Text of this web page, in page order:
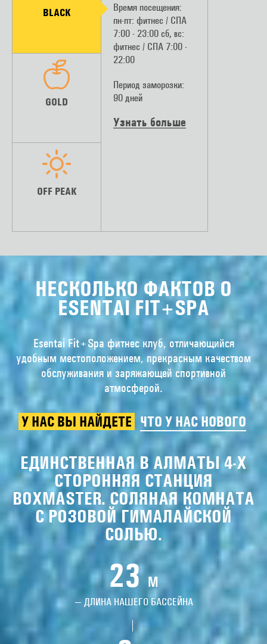
BLACK
GOLD
OFF PEAK
Время посещения:
пн-пт: фитнес / СПА
7:00 - 23:00 сб, вс:
фитнес / СПА 7:00 -
22:00
Период заморозки:
90 дней
Узнать больше
KIDS GROUP
CORPORATE GOLD
Время посещения:
пн-пт: фитнес 16:00 -
18:00
60 дней
НЕСКОЛЬКО ФАКТОВ О
ESENTAI FIT+SPA
Esentai Fit+Spa фитнес клуб, отличающийся
удобным местоположением, прекрасным качеством
обслуживания и заряжающей спортивной
атмосферой.
У НАС ВЫ НАЙДЕТЕ ЧТО У НАС НОВОГО
ЕДИНСТВЕННАЯ В АЛМАТЫ 4-Х
СТОРОННЯЯ СТАНЦИЯ
BOXMASTER. СОЛЯНАЯ КОМНАТА
С РОЗОВОЙ ГИМАЛАЙСКОЙ
СОЛЬЮ.
23 M
— ДЛИНА НАШЕГО БАССЕЙНА